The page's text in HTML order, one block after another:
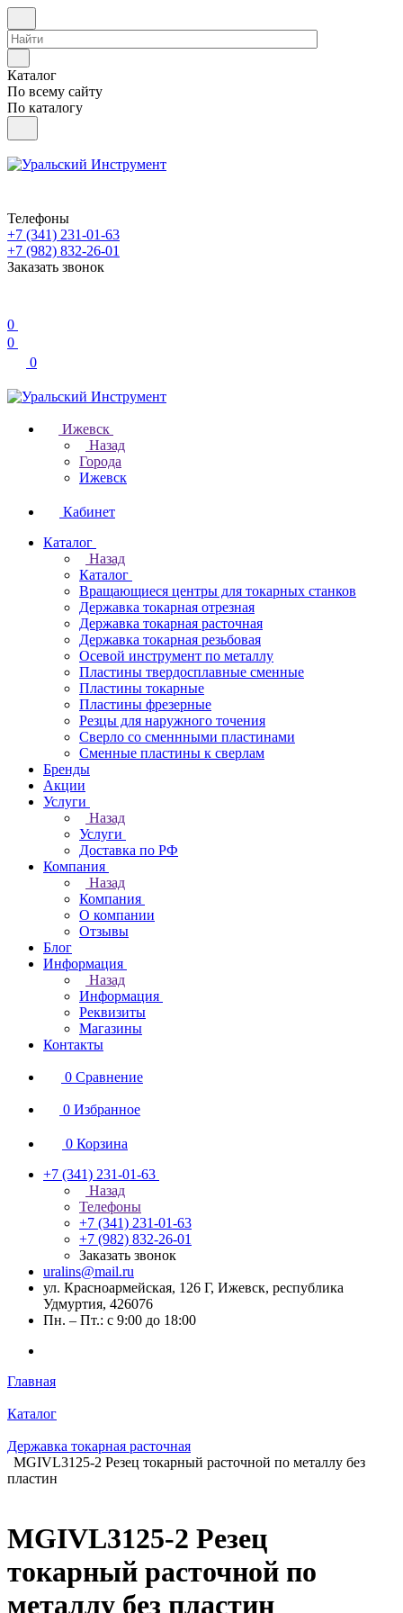
Каталог
По всему сайту
По каталогу
Телефоны
+7 (341) 231-01-63
+7 (982) 832-26-01
Заказать звонок
0
0
0
Ижевск
Назад
Города
Ижевск
Кабинет
Каталог
Назад
Каталог
Вращающиеся центры для токарных станков
Державка токарная отрезная
Державка токарная расточная
Державка токарная резьбовая
Осевой инструмент по металлу
Пластины твердосплавные сменные
Пластины токарные
Пластины фрезерные
Резцы для наружного точения
Сверло со сменнными пластинами
Сменные пластины к сверлам
Бренды
Акции
Услуги
Назад
Услуги
Доставка по РФ
Компания
Назад
Компания
О компании
Отзывы
Блог
Информация
Назад
Информация
Реквизиты
Магазины
Контакты
0 Сравнение
0 Избранное
0 Корзина
+7 (341) 231-01-63
Назад
Телефоны
+7 (341) 231-01-63
+7 (982) 832-26-01
Заказать звонок
uralins@mail.ru
ул. Красноармейская, 126 Г, Ижевск, республика
Удмуртия, 426076
Пн. – Пт.: с 9:00 до 18:00
Главная
Каталог
Державка токарная расточная
MGIVL3125-2 Резец токарный расточной по металлу без
пластин
MGIVL3125-2 Резец
токарный расточной по
металлу без пластин